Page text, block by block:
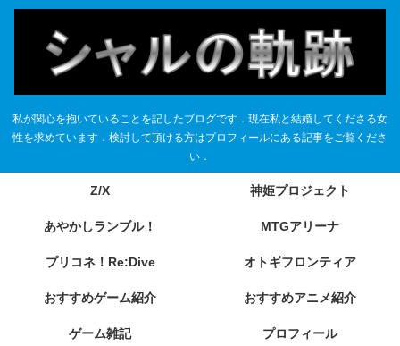
私が関心を抱いていることを記したブログです．現在私と結婚してくださる女
性を求めています．検討して頂ける方はプロフィールにある記事をご覧くださ
い．
Z/X 神姫プロジェクト
あやかしランブル！ MTGアリーナ
プリコネ！Re:Dive オトギフロンティア
おすすめゲーム紹介 おすすめアニメ紹介
ゲーム雑記 プロフィール